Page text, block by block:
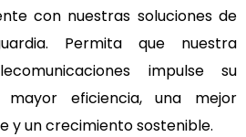
con nuestras soluciones de
Permita que nuestra
impulse su
eficiencia, una mejor
y un crecimiento sostenible.